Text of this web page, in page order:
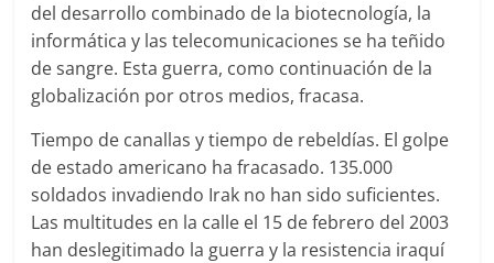
del desarrollo combinado de la biotecnología, la
informática y las telecomunicaciones se ha teñido
de sangre. Esta guerra, como continuación de la
globalización por otros medios, fracasa.
Tiempo de canallas y tiempo de rebeldías. El golpe
de estado americano ha fracasado. 135.000
soldados invadiendo Irak no han sido suficientes.
Las multitudes en la calle el 15 de febrero del 2003
han deslegitimado la guerra y la resistencia iraquí